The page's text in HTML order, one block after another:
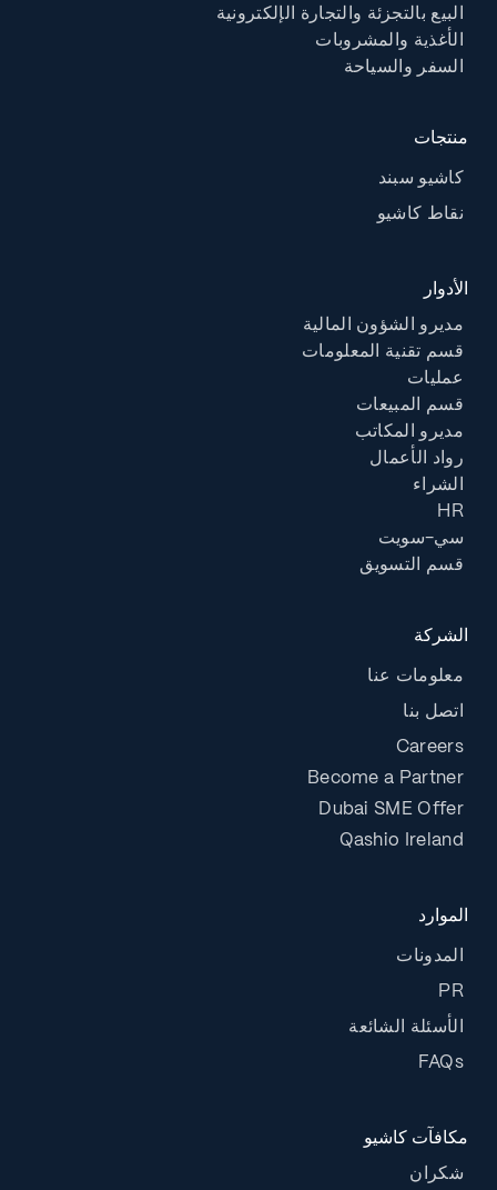
البيع بالتجزئة والتجارة الإلكترونية
الأغذية والمشروبات
السفر والسياحة
منتجات
كاشيو سبند
نقاط كاشيو
الأدوار
مديرو الشؤون المالية
قسم تقنية المعلومات
عمليات
قسم المبيعات
مديرو المكاتب
رواد الأعمال
الشراء
HR
سي-سويت
قسم التسويق
الشركة
معلومات عنا
اتصل بنا
Careers
Become a Partner
Dubai SME Offer
Qashio Ireland
الموارد
المدونات
PR
الأسئلة الشائعة
FAQs
مكافآت كاشيو
شكران